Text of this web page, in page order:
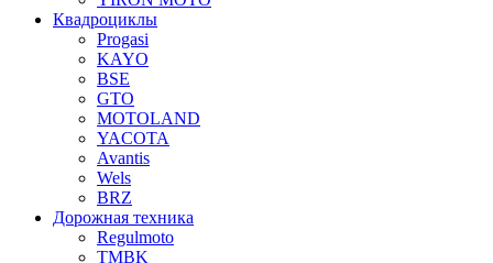
Квадроциклы
Progasi
KAYO
BSE
GTO
MOTOLAND
YACOTA
Avantis
Wels
BRZ
Дорожная техника
Regulmoto
TMBK